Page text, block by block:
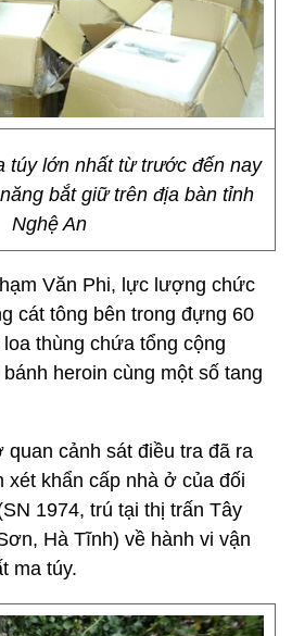
túy lớn nhất từ trước đến nay
bắt giữ trên địa bàn tỉnh
Nghệ An
Văn Phi, lực lượng chức
cát tông bên trong đựng 60
thùng chứa tổng cộng
heroin cùng một số tang
quan cảnh sát điều tra đã ra
xét khẩn cấp nhà ở của đối
1974, trú tại thị trấn Tây
Hà Tĩnh) về hành vi vận
ma túy.